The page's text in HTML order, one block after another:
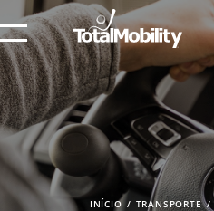
INÍCIO TRANSPORTE